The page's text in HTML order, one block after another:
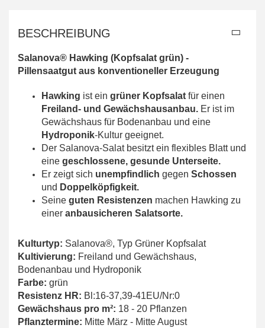
BESCHREIBUNG
Salanova® Hawking (Kopfsalat grün) -
Pillensaatgut aus konventioneller Erzeugung
Hawking ist ein grüner Kopfsalat für einen
Freiland- und Gewächshausanbau. Er ist im
Gewächshaus für Bodenanbau und eine
Hydroponik-Kultur geeignet.
Der Salanova-Salat besitzt ein flexibles Blatt und
eine geschlossene, gesunde Unterseite.
Er zeigt sich unempfindlich gegen Schossen
und Doppelköpfigkeit.
Seine guten Resistenzen machen Hawking zu
einer anbausicheren Salatsorte.
Kulturtyp: Salanova®, Typ Grüner Kopfsalat
Kultivierung: Freiland und Gewächshaus,
Bodenanbau und Hydroponik
Farbe: grün
Resistenz HR: Bl:16-37,39-41EU/Nr:0
Gewächshaus pro m²: 18 - 20 Pflanzen
Pflanztermine: Mitte März - Mitte August